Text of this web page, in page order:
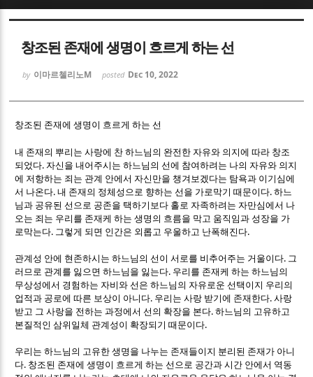
창조된 존재에 생명이 흐르게 하는 선
by 이마르첼리노M posted Dec 10, 2022
창조된 존재에 생명이 흐르게 하는 선
내 존재의 뿌리는 사랑에 찬 하느님의 완전한 자유와 의지에 따라 창조
되었다.자신을 내어주시는 하느님의 선에 참여하려는 나의 자유와 의지
에 저항하는 죄는 관계 안에서 자신만을 챙겨보겠다는 탐욕과 이기심에
서 나온다.내 존재의 정체성으로 향하는 선을 가로막기 때문이다.하느
님과 공유된 선으로 공존을 택하기보다 홀로 자족하려는 자만심에서 나
오는 죄는 우리를 존재케 하는 생명의 흐름을 막고 움직임과 성장을 가
로막는다. 그렇게 되면 인간은 외롭고 우울하고 난폭해진다.
관계성 안에 현존하시는 하느님의 선이 서로를 비추어주는 거울이다. 그
러므로 관계를 잃으면 하느님을 잃는다. 우리를 존재케 하는 하느님의
무상성에서 경험하는 자비와 선은 하느님의 자유로운 선택이지 우리의
업적과 공로에 따른 보상이 아니다. 우리는 사랑 받기에 존재한다.사랑
받고 그 사랑을 전하는 과정에서 선의 확장을 본다.하느님의 고유하고
본질적인 삼위일체 관계성이 확장되기 때문이다.
우리는 하느님의 고유한 생명을 나누는 존재들이지 분리된 존재가 아니
다. 창조된 존재에 생명이 흐르게 하는 선으로 공간과 시간 안에서 역동
Sketchbook5, 스케치북5
Sketchbook5, 스케치북5
Sketchbook5, 스케치북5
Sketchbook5, 스케치북5